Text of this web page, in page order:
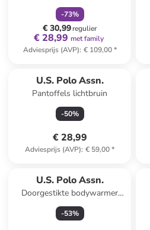
-73%
€ 30,99regulier
€ 28,99 met family
Adviesprijs (AVP): € 109,00*
U.S. Polo Assn.
Pantoffels lichtbruin
-50%
€ 28,99
Adviesprijs (AVP): € 59,00*
U.S. Polo Assn.
Doorgestikte bodywarmer
geel
-53%